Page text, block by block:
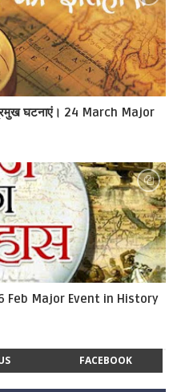
प्रमुख घटनाएं। 24 March Major
6 Feb Major Event in History
FACEBOOK